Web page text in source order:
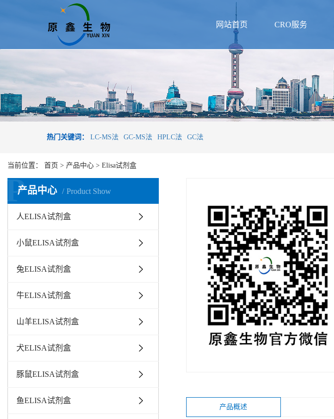
网站首页 CRO服务
热门关键词： LC-MS法 GC-MS法 HPLC法 GC法
当前位置： 首页 > 产品中心 > Elisa试剂盒
产品中心 Product Show
P
人ELISA试剂盒
小鼠ELISA试剂盒
兔ELISA试剂盒
牛ELISA试剂盒
山羊ELISA试剂盒
犬ELISA试剂盒
豚鼠ELISA试剂盒
鱼ELISA试剂盒
产品概述